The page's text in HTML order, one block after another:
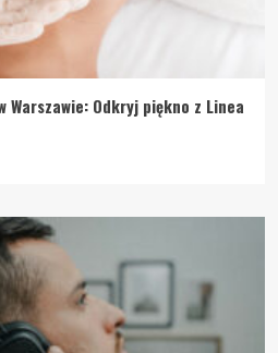
Warszawie: Odkryj piękno z Linea